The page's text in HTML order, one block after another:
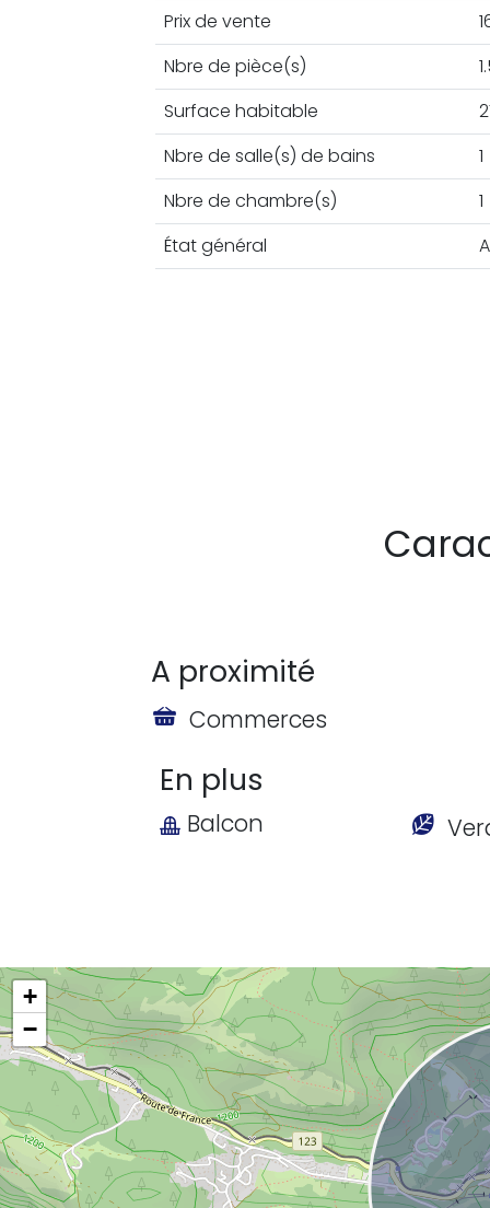
Prix de vente
Nbre de pièce(s)
Surface habitable
Nbre de salle(s) de bains
1
Nbre de chambre(s)
1
État général
A proximité
Commerces
En plus
Balcon
+
−